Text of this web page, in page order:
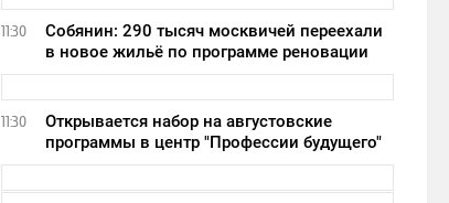
11:30
Собянин: 290 тысяч москвичей переехали
в новое жильё по программе реновации
11:30
Открывается набор на августовские
программы в центр "Профессии будущего"